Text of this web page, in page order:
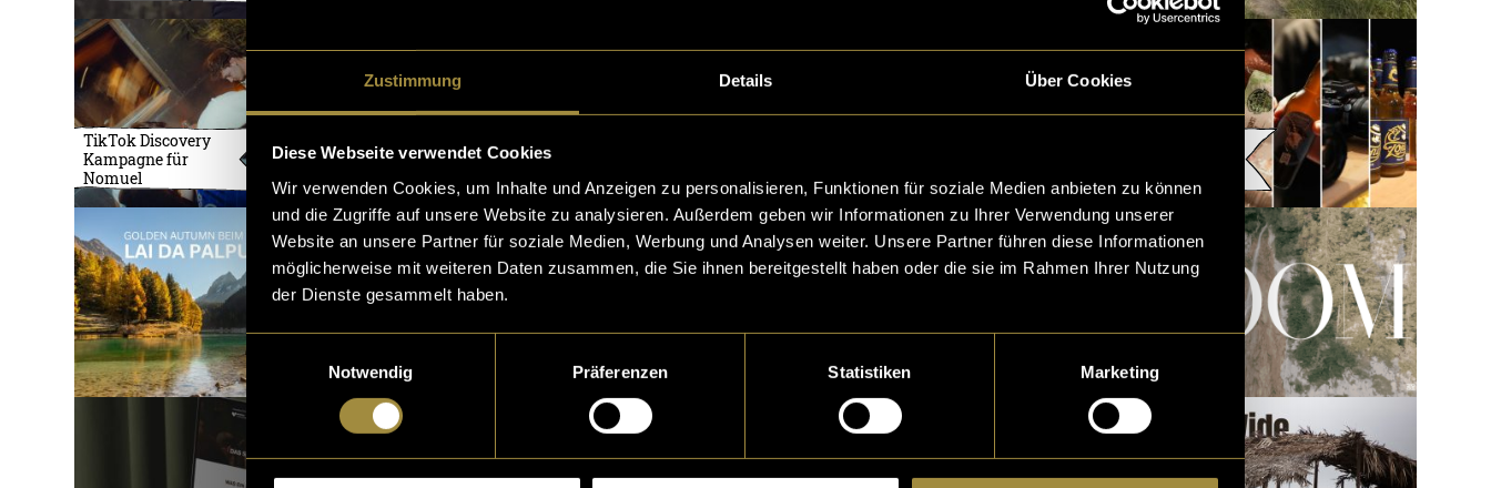
Zustimmung Details Über Cookies
Diese Webseite verwendet Cookies
Wir verwenden Cookies, um Inhalte und Anzeigen zu personalisieren, Funktionen für soziale Medien anbieten zu können
und die Zugriffe auf unsere Website zu analysieren. Außerdem geben wir Informationen zu Ihrer Verwendung unserer
Website an unsere Partner für soziale Medien, Werbung und Analysen weiter. Unsere Partner führen diese Informationen
möglicherweise mit weiteren Daten zusammen, die Sie ihnen bereitgestellt haben oder die sie im Rahmen Ihrer Nutzung
der Dienste gesammelt haben.
Einwilligungsauswahl
Notwendig
Präferenzen Statistiken Marketing
TikTok Discovery
Kampagne für
Nomuel
Kampagne von
Nomuel